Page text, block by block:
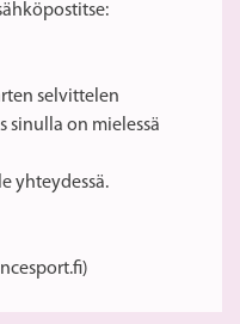
selvittelen
sinulla on mielessä
yhteydessä.